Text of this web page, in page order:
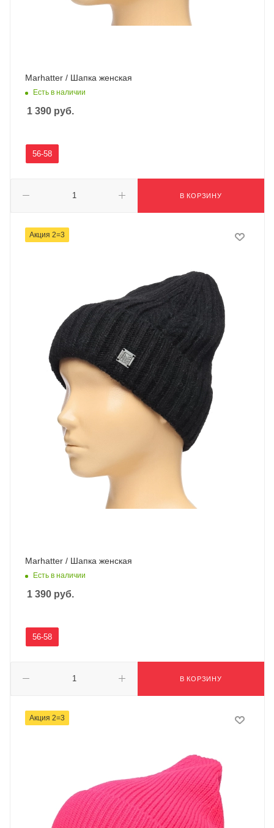
Marhatter / Шапка женская
Есть в наличии
1 390 руб.
В КОРЗИНУ
56-58
Акция 2=3
Marhatter / Шапка женская
Есть в наличии
1 390 руб.
В КОРЗИНУ
56-58
Акция 2=3